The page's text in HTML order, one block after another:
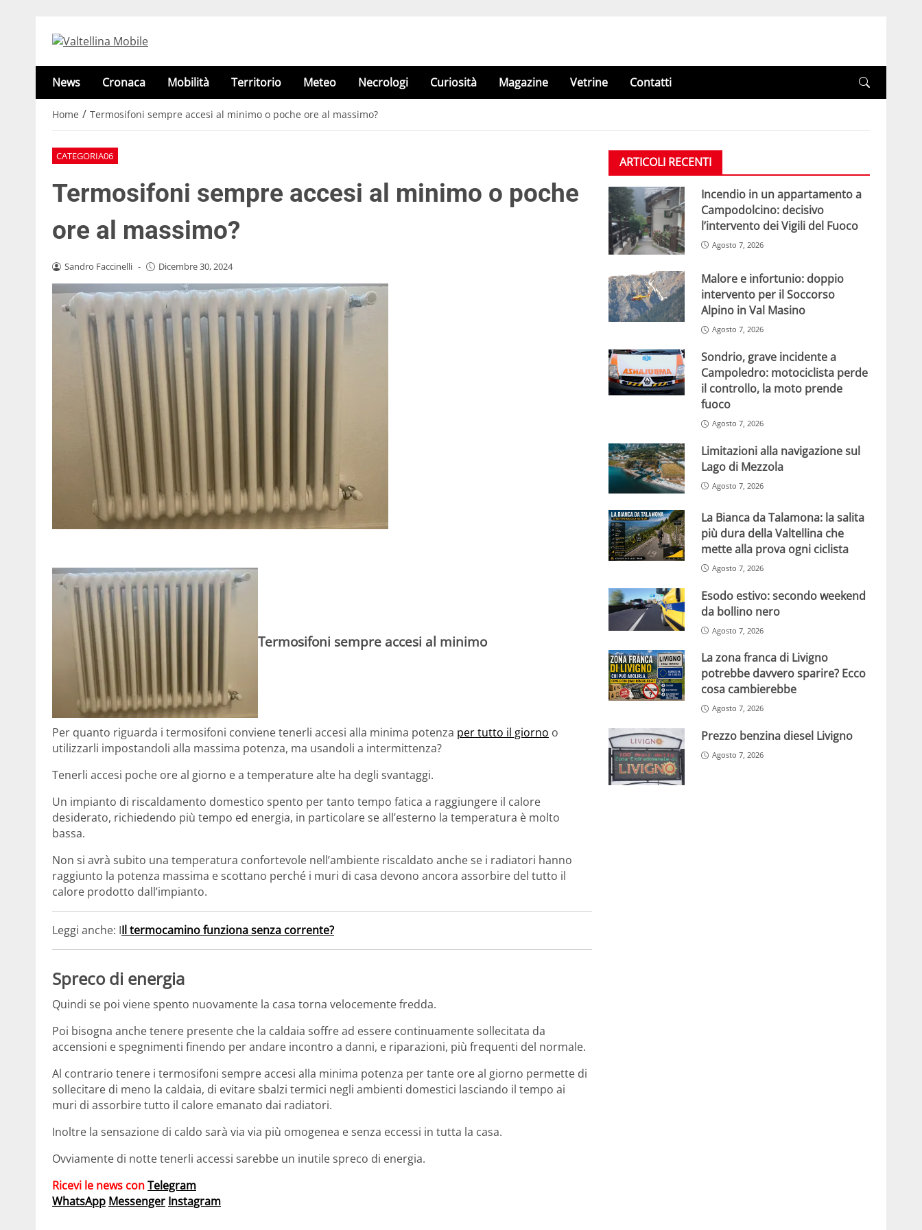
News Cronaca Mobilità Territorio Meteo Necrologi Curiosità Magazine Vetrine Contatti
Home / Termosifoni sempre accesi al minimo o poche ore al massimo?
CATEGORIA06
Termosifoni sempre accesi al minimo o poche
ore al massimo?
Sandro Faccinelli - Dicembre 30, 2024
Termosifoni sempre accesi al minimo
Per quanto riguarda i termosifoni conviene tenerli accesi alla minima potenza per tutto il giorno o
utilizzarli impostandoli alla massima potenza, ma usandoli a intermittenza?
Tenerli accesi poche ore al giorno e a temperature alte ha degli svantaggi.
Un impianto di riscaldamento domestico spento per tanto tempo fatica a raggiungere il calore
desiderato, richiedendo più tempo ed energia, in particolare se all’esterno la temperatura è molto
bassa.
Non si avrà subito una temperatura confortevole nell’ambiente riscaldato anche se i radiatori hanno
raggiunto la potenza massima e scottano perché i muri di casa devono ancora assorbire del tutto il
calore prodotto dall’impianto.
Leggi anche: IIl termocamino funziona senza corrente?
Spreco di energia
Quindi se poi viene spento nuovamente la casa torna velocemente fredda.
Poi bisogna anche tenere presente che la caldaia soffre ad essere continuamente sollecitata da
accensioni e spegnimenti finendo per andare incontro a danni, e riparazioni, più frequenti del normale.
Al contrario tenere i termosifoni sempre accesi alla minima potenza per tante ore al giorno permette di
sollecitare di meno la caldaia, di evitare sbalzi termici negli ambienti domestici lasciando il tempo ai
muri di assorbire tutto il calore emanato dai radiatori.
Inoltre la sensazione di caldo sarà via via più omogenea e senza eccessi in tutta la casa.
Ovviamente di notte tenerli accessi sarebbe un inutile spreco di energia.
Ricevi le news conTelegram
WhatsApp Messenger Instagram
ARTICOLI RECENTI
Incendio in un appartamento a
Campodolcino: decisivo
l’intervento dei Vigili del Fuoco
Agosto 7, 2026
Malore e infortunio: doppio
intervento per il Soccorso
Alpino in Val Masino
Agosto 7, 2026
Sondrio, grave incidente a
Campoledro: motociclista perde
il controllo, la moto prende
fuoco
Agosto 7, 2026
Limitazioni alla navigazione sul
Lago di Mezzola
Agosto 7, 2026
La Bianca da Talamona: la salita
più dura della Valtellina che
mette alla prova ogni ciclista
Agosto 7, 2026
Esodo estivo: secondo weekend
da bollino nero
Agosto 7, 2026
La zona franca di Livigno
potrebbe davvero sparire? Ecco
cosa cambierebbe
Agosto 7, 2026
Prezzo benzina diesel Livigno
Agosto 7, 2026